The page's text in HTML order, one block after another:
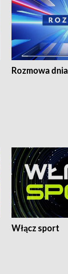
Rozmowa dnia
Włącz sport